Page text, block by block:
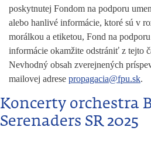
poskytnutej Fondom na podporu
alebo hanlivé informácie, ktoré sú v
morálkou a etiketou, Fond na
informácie okamžite odstrániť z tejto
Nevhodný obsah zverejnených
mailovej adrese propagacia@fpu.sk.
Koncerty orchestra
Serenaders SR 2025